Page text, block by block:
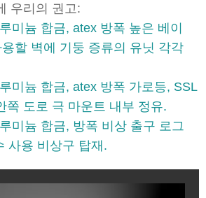
우리의 권고:
미늄 합금, atex 방폭 높은 베이
할 벽에 기둥 증류의 유닛 각각
미늄 합금, atex 방폭 가로등, SSL
쪽 도로 극 마운트 내부 정유.
미늄 합금, 방폭 비상 출구 로그
사용 비상구 탑재.